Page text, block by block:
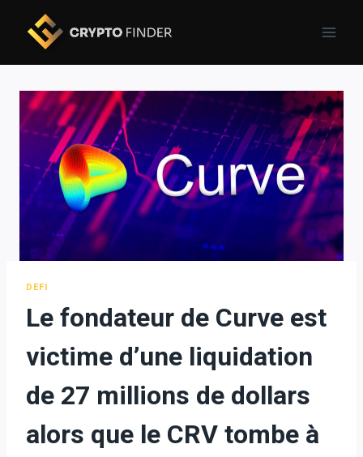
content
DEFI
Le fondateur de Curve est
victime d’une liquidation
de 27 millions de dollars
alors que le CRV tombe à